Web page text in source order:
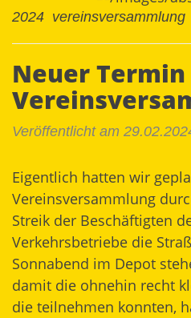
2024 vereinsversammlung
Neuer
Veröffentlicht am
Eigentlich hatten wir
Vereinsversammlung
Streik der Beschäftigten
Verkehrsbetriebe die
Sonnabend im Depot
damit die ohnehin recht
die teilnehmen konnten,